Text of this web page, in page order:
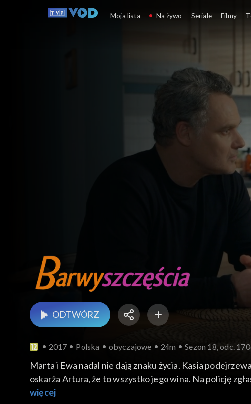
ODTWÓRZ
2017 Polska obyczajowe 24m Sezon 18, odc.
Marta i Ewa nadal nie dają znaku życia. Kasia
oskarża Artura, że to wszystko jego wina. Na policję
więcej
Moja lista Na żywo Seriale Filmy